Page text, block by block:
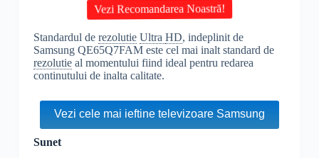
Vezi Recomandarea Noastră!
Standardul de rezolutie Ultra HD, indeplinit de
Samsung QE65Q7FAM este cel mai inalt standard de
rezolutieal momentului fiind ideal pentru redarea
continutului de inalta calitate.
Vezi cele mai ieftine televizoare Samsung
Sunet